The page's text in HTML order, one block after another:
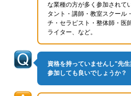
な業種の方が多く参加されて
タント・講師・教室スクール
チ・セラピスト・整体師・医
ライター、など。
資格を持っていませんし"先生
参加しても良いでしょうか？